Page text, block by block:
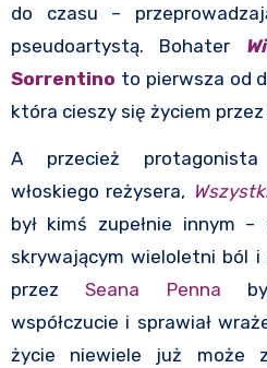
do czasu –
pseudoartystą. Bohater
Sorrentino to pierwsza od
która cieszy się życiem przez
A przecież protagonista
włoskiego reżysera,
był kimś zupełnie innym –
skrywającym wieloletni ból i
przezSeana Penna
współczucie i sprawiał
życie niewiele już może